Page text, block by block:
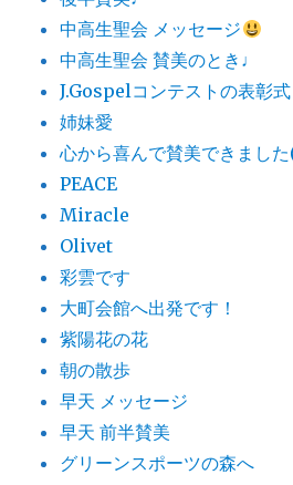
中高生聖会 メッセージ
中高生聖会 賛美のとき♩
J.Gospelコンテストの表彰式
姉妹愛
心から喜んで賛美できまし
PEACE
Miracle
Olivet
彩雲です
大町会館へ出発です！
紫陽花の花
朝の散歩
早天 メッセージ
早天 前半賛美
グリーンスポーツの森へ